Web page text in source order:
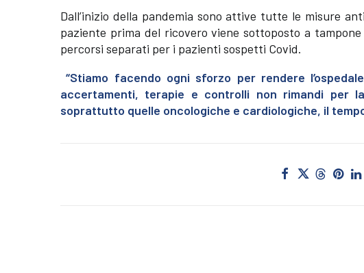
Dall’inizio della pandemia sono attive tutte le misure
paziente prima del ricovero viene sottoposto a
percorsi separati per i pazienti sospetti Covid.
“Stiamo facendo ogni sforzo per rendere
accertamenti, terapie e controlli non rimandi per
soprattutto quelle oncologiche e cardiologiche, il